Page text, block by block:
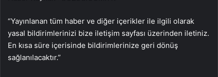
“Yayınlanan tüm haber ve diğer içerikler ile ilgili olarak
yasal bildirimlerinizi bize iletişim sayfası üzerinden iletiniz.
En kısa süre içerisinde bildirimlerinize geri dönüş
sağlanılacaktır.”